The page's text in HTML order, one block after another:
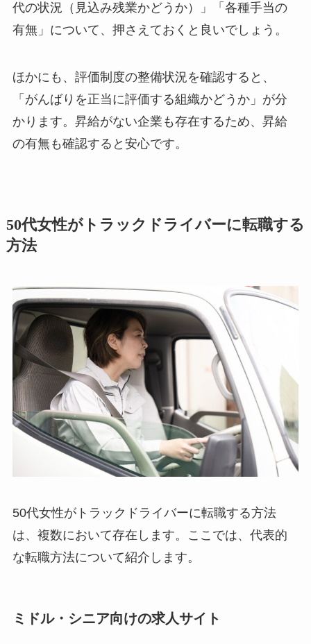
代の状況（見込み残業かどうか）」「各種手当の
有無」について、押さえておくと良いでしょう。
ほかにも、評価制度の整備状況を確認すると、
「がんばりを正当に評価する組織かどうか」が分
かります。昇給がない企業も存在するため、昇給
の有無も確認すると安心です。
50代女性がトラックドライバーに転職する
方法
50代女性がトラックドライバーに転職する方法
は、複数において存在します。ここでは、代表的
な転職方法について紹介します。
ミドル・シニア向けの求人サイト